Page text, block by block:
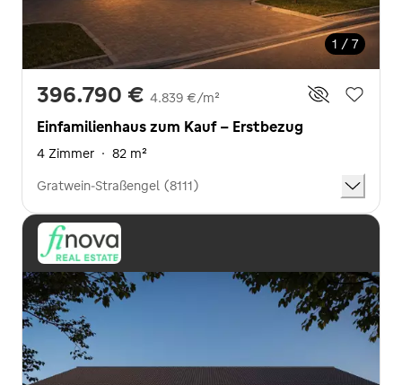
1 / 7
396.790 € 4.839 €/m²
Einfamilienhaus zum Kauf - Erstbezug
4 Zimmer · 82 m²
Gratwein-Straßengel (8111)